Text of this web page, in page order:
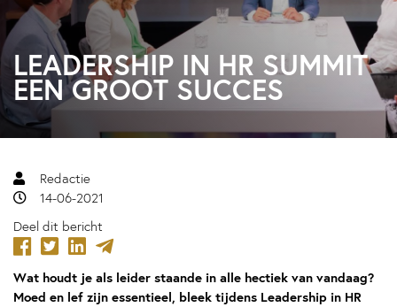
LEADERSHIP IN HR SUMMIT
EEN GROOT SUCCES
Redactie
14-06-2021
Deel dit bericht
Wat houdt je als leider staande in alle hectiek van vandaag?
Moed en lef zijn essentieel, bleek tijdens Leadership in HR